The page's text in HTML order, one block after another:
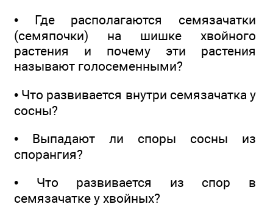
• Где располагаются семязачатки
(семяпочки) на шишке хвойного
растения и почему эти растения
называют голосеменными?
• Что развивается внутри семязачатка у
сосны?
• Выпадают ли споры сосны из
спорангия?
• Что развивается из спор в
семязачатке у хвойных?